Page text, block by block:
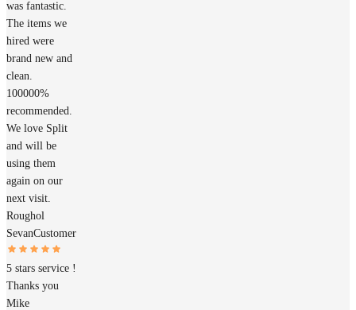
was fantastic.
The items we
hired were
brand new and
clean.
100000%
recommended.
We love Split
and will be
using them
again on our
next visit.
Roughol
SevanCustomer
5 stars service !
Thanks you
Mike